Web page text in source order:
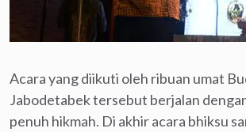
Acara yang diikuti oleh ribuan umat
Jabodetabek tersebut berjalan
penuh hikmah. Di akhir acara bhiksu